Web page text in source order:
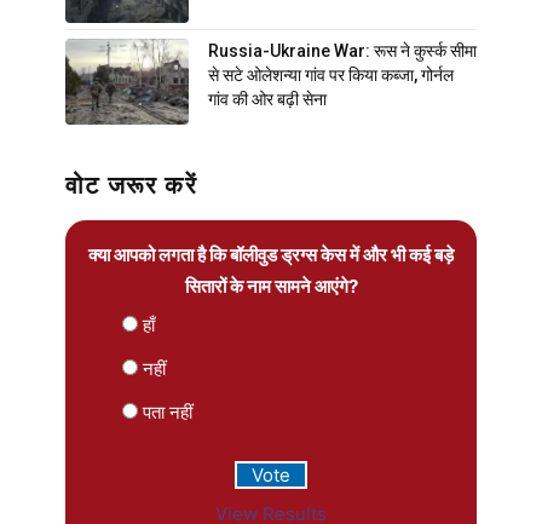
Russia-Ukraine War: रूस ने कुर्स्क सीमा
से सटे ओलेशन्या गांव पर किया कब्जा, गोर्नल
गांव की ओर बढ़ी सेना
वोट जरूर करें
क्या आपको लगता है कि बॉलीवुड ड्रग्स केस में और भी कई बड़े
सितारों के नाम सामने आएंगे?
हाँ
नहीं
पता नहीं
View Results